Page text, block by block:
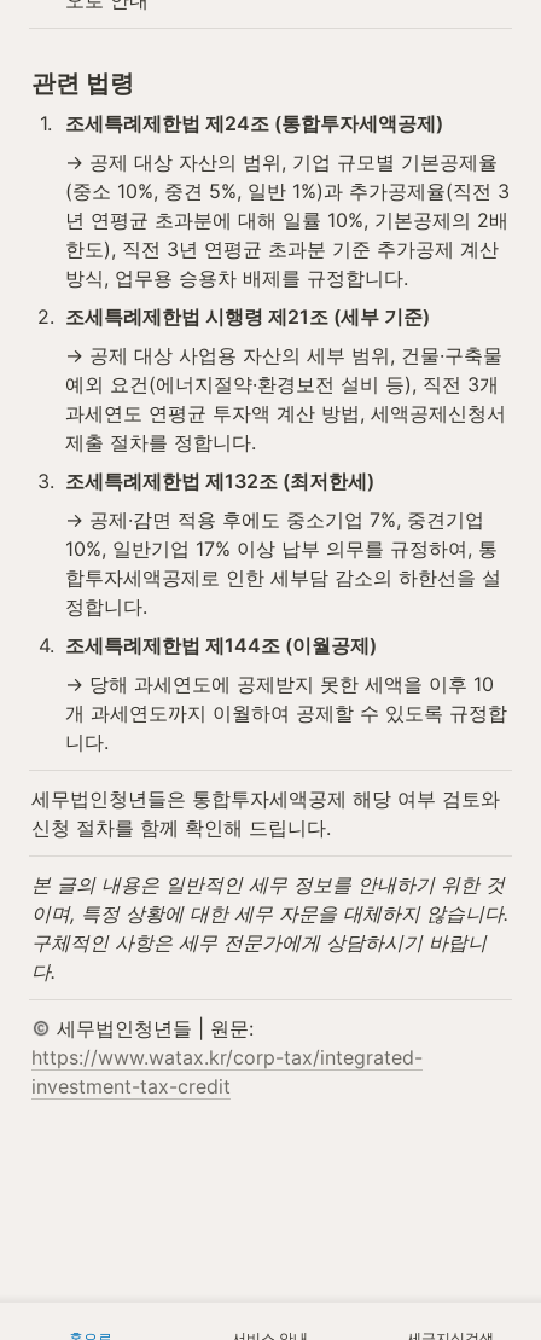
관련 법령
1.
조세특례제한법 제24조 (통합투자세액공제)
→ 공제 대상 자산의 범위, 기업 규모별 기본공제율
(중소 10%, 중견 5%, 일반 1%)과 추가공제율(직전 3
년 연평균 초과분에 대해 일률 10%, 기본공제의 2배
한도), 직전 3년 연평균 초과분 기준 추가공제 계산
방식, 업무용 승용차 배제를 규정합니다.
2. 조세특례제한법 시행령 제21조 (세부 기준)
→ 공제 대상 사업용 자산의 세부 범위, 건물·구축물
예외 요건(에너지절약·환경보전 설비 등), 직전 3개
과세연도 연평균 투자액 계산 방법, 세액공제신청서
제출 절차를 정합니다.
3. 조세특례제한법 제132조 (최저한세)
→ 공제·감면 적용 후에도 중소기업 7%, 중견기업
10%, 일반기업 17% 이상 납부 의무를 규정하여, 통
합투자세액공제로 인한 세부담 감소의 하한선을 설
정합니다.
4. 조세특례제한법 제144조 (이월공제)
→ 당해 과세연도에 공제받지 못한 세액을 이후 10
개 과세연도까지 이월하여 공제할 수 있도록 규정합
니다.
세무법인청년들은 통합투자세액공제 해당 여부 검토와
신청 절차를 함께 확인해 드립니다.
본 글의 내용은 일반적인 세무 정보를 안내하기 위한 것
이며, 특정 상황에 대한 세무 자문을 대체하지 않습니다.
구체적인 사항은 세무 전문가에게 상담하시기 바랍니
다.
https://www.watax.kr/corp-tax/integrated-
investment-tax-credit